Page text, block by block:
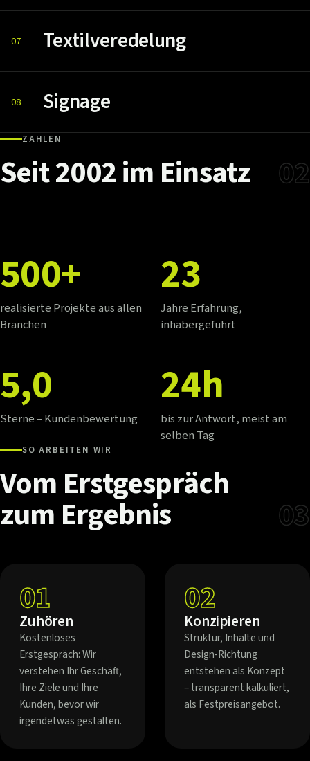
07 Textilveredelung
08 Signage
ZAHLEN
Seit2002im Einsatz 02
500+
realisierte Projekte aus allen
Branchen
23
Jahre Erfahrung,
inhabergeführt
5,0
Sterne – Kundenbewertung
24h
bis zur Antwort, meist am
selben Tag
SO ARBEITEN WIR
Vom Erstgespräch
zum Ergebnis
03
01
Zuhören
Kostenloses
Erstgespräch: Wir
verstehen Ihr Geschäft,
Ihre Ziele und Ihre
Kunden, bevor wir
irgendetwas gestalten.
02
Konzipieren
Struktur, Inhalte und
Design-Richtung
entstehen als Konzept
– transparent kalkuliert,
als Festpreisangebot.